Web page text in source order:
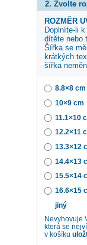
2. Zvolte
ROZMĚR
Doplníte-li
dítěte nebo
Šířka se
krátkých
šířka
8.8×8 cm
10×9 cm
11.1×10
12.2×11
13.3×12
14.4×13
15.5×14
16.6×15
jiný
Nevyhovuje
která se
v košíku